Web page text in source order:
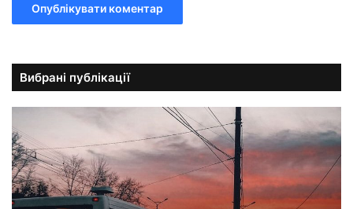
Вибрані публікації
в
т
о
б
у